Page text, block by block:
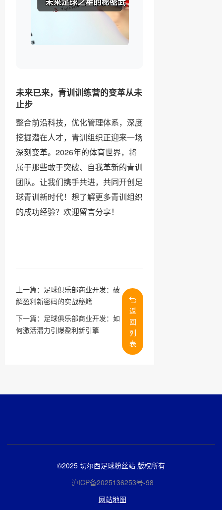
未来已来，青训训练营的变革从未
止步
整合前沿科技，优化管理体系，深度
挖掘潜在人才，青训组织正迎来一场
深刻变革。2026年的体育世界，将
属于那些敢于突破、自我革新的青训
团队。让我们携手共进，共同开创足
球青训新时代！想了解更多青训组织
的成功经验？欢迎留言分享！
上一篇： 足球俱乐部商业开发：破
解盈利新密码的实战秘籍
下一篇： 足球俱乐部商业开发：如
何激活潜力引爆盈利新引擎
返
回
列
表
©2025 切尔西足球粉丝站 版权所有
沪ICP备2025136253号-98
网站地图